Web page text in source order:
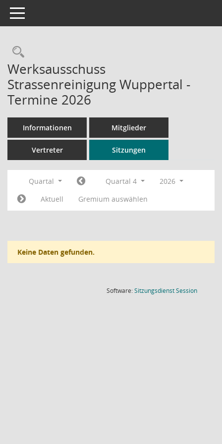
Toggle navigation
Rechercheauswahl
Werksausschuss
Strassenreinigung Wuppertal -
Termine 2026
Informationen Mitglieder
Vertreter Sitzungen
Quartal Quartal 4
2026
Aktuell
Gremium auswählen
Keine Daten gefunden.
Software:SitzungsdienstSession(Wird in